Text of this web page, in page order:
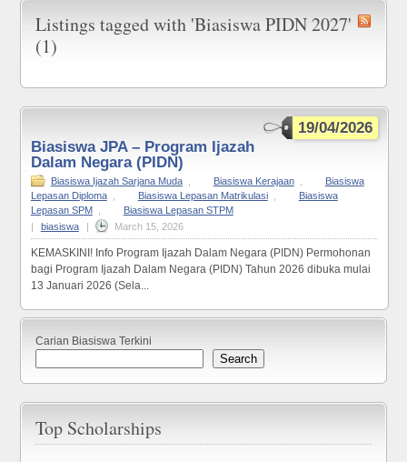
Listings tagged with 'Biasiswa PIDN 2027'
(1)
19/04/2026
Biasiswa JPA – Program Ijazah
Dalam Negara (PIDN)
Biasiswa Ijazah Sarjana Muda Biasiswa Kerajaan
Biasiswa
Lepasan Diploma
Biasiswa Lepasan Matrikulasi
Biasiswa
Lepasan SPM
Biasiswa Lepasan STPM
biasiswa March 15, 2026
KEMASKINI! Info Program Ijazah Dalam Negara (PIDN) Permohonan
bagi Program Ijazah Dalam Negara (PIDN) Tahun 2026 dibuka mulai
13 Januari 2026 (Sela...
Carian Biasiswa Terkini
Search
Top Scholarships